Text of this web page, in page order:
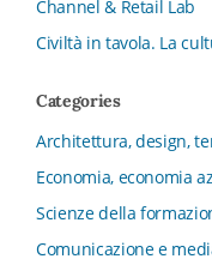
Channel & Retail Lab
Civiltà in tavola. La
Collana del
dell’Economia
Categories
Architettura, design,
Economia, economia
Scienze della
Comunicazione e